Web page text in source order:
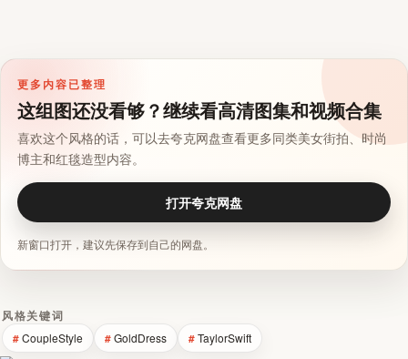
更多内容已整理
这组图还没看够？继续看高清图集和视频合集
喜欢这个风格的话，可以去夸克网盘查看更多同类美女街拍、时尚
博主和红毯造型内容。
打开夸克网盘
新窗口打开，建议先保存到自己的网盘。
风格关键词
CoupleStyle GoldDress TaylorSwift